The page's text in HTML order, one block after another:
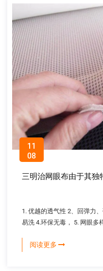
11
08
三明治网眼布由于其独
1. 优越的透气性 2、回弹力
易洗 4.环保无毒， 5. 网眼多
阅读更多